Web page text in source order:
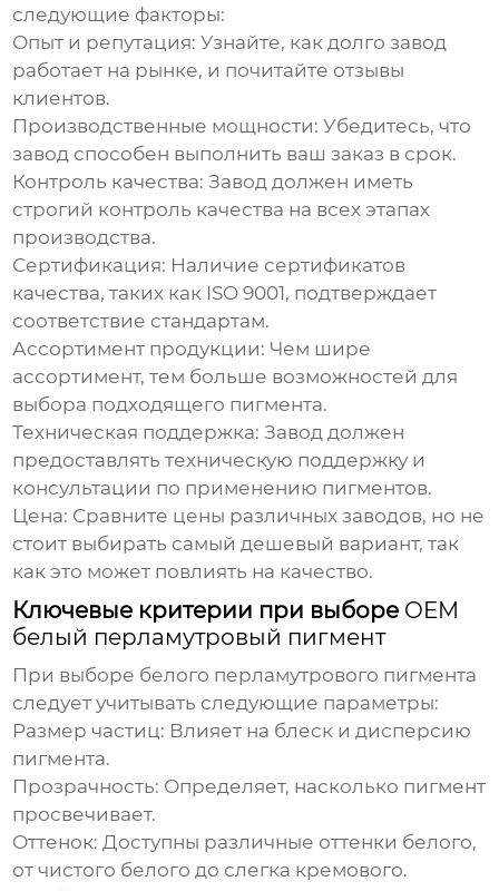
следующие факторы:
Опыт и репутация: Узнайте, как долго завод
работает на рынке, и почитайте отзывы
клиентов.
Производственные мощности: Убедитесь, что
завод способен выполнить ваш заказ в срок.
Контроль качества: Завод должен иметь
строгий контроль качества на всех этапах
производства.
Сертификация: Наличие сертификатов
качества, таких как ISO 9001, подтверждает
соответствие стандартам.
Ассортимент продукции: Чем шире
ассортимент, тем больше возможностей для
выбора подходящего пигмента.
Техническая поддержка: Завод должен
предоставлять техническую поддержку и
консультации по применению пигментов.
Цена: Сравните цены различных заводов, но не
стоит выбирать самый дешевый вариант, так
как это может повлиять на качество.
Ключевые критерии при выборе OEM
белый перламутровый пигмент
При выборе белого перламутрового пигмента
следует учитывать следующие параметры:
Размер частиц: Влияет на блеск и дисперсию
пигмента.
Прозрачность: Определяет, насколько пигмент
просвечивает.
Оттенок: Доступны различные оттенки белого,
от чистого белого до слегка кремового.